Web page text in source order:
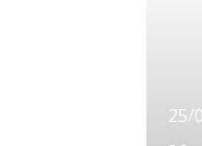
25/